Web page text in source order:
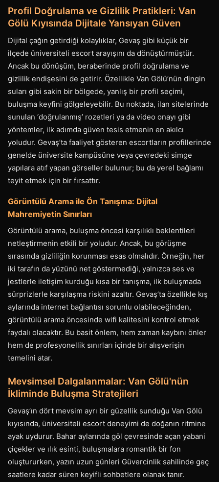
Profil Doğrulama ve Gizlilik Pratikleri: Van
Gölü Kıyısında Dijitale Yansıyan Güven
Dijital çağın getirdiği kolaylıklar, Gevaş gibi küçük bir
ilçede üniversiteli escort arayışını da dönüştürmüştür.
Ancak bu dönüşüm, beraberinde profil doğrulama ve
gizlilik endişesini de getirir. Özellikle Van Gölü’nün dingin
suları gibi sakin bir bölgede, yanlış bir profil seçimi,
buluşma keyfini gölgeleyebilir. Bu noktada, ilan sitelerinde
sunulan ‘doğrulanmış’ rozetleri ya da video onayı gibi
yöntemler, ilk adımda güven tesis etmenin en akılcı
yoludur. Gevaş’ta faaliyet gösteren escortların profillerinde
genelde üniversite kampüsüne veya çevredeki simge
yapılara atıf yapan görseller bulunur; bu da yerel bağlamı
teyit etmek için bir fırsattır.
Görüntülü Arama ile Ön Tanışma: Dijital
Mahremiyetin Sınırları
Görüntülü arama, buluşma öncesi karşılıklı beklentileri
netleştirmenin etkili bir yoludur. Ancak, bu görüşme
sırasında gizliliğin korunması esas olmalıdır. Örneğin, her
iki tarafın da yüzünü net göstermediği, yalnızca ses ve
jestlerle iletişim kurduğu kısa bir tanışma, ilk buluşmada
sürprizlerle karşılaşma riskini azaltır. Gevaş’ta özellikle kış
aylarında internet bağlantısı sorunlu olabileceğinden,
görüntülü arama öncesinde wifi kalitesini kontrol etmek
faydalı olacaktır. Bu basit önlem, hem zaman kaybını önler
hem de profesyonellik sınırları içinde bir alışverişin
temelini atar.
Mevsimsel Dalgalanmalar: Van Gölü'nün
İkliminde Buluşma Stratejileri
Gevaş’ın dört mevsim ayrı bir güzellik sunduğu Van Gölü
kıyısında, üniversiteli escort deneyimi de doğanın ritmine
ayak uydurur. Bahar aylarında göl çevresinde açan yabani
çiçekler ve ılık esinti, buluşmalara romantik bir fon
oluştururken, yazın uzun günleri Güvercinlik sahilinde geç
saatlere kadar süren keyifli sohbetlere olanak tanır.